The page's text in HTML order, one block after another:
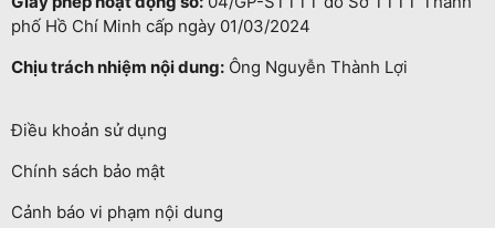
phố Hồ Chí Minh cấp ngày 01/03/2024
Chịu trách nhiệm nội dung: Ông Nguyễn Thành Lợi
Điều khoản sử dụng
Chính sách bảo mật
Cảnh báo vi phạm nội dung